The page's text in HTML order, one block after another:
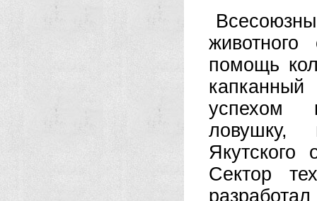
помощь
успехом
ловушку,
Сектор